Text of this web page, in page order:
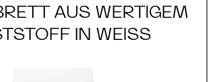
AUS WERTIGEM
IN WEISS